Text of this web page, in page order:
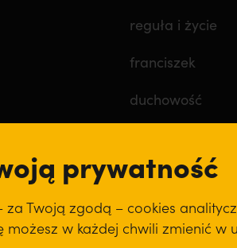
reguła i życie
franciszek
duchowość
prywatność
Twoją zgodą – cookies
w każdej chwili zmienić w